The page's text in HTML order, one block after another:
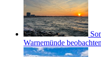
Warnemünde beobachten